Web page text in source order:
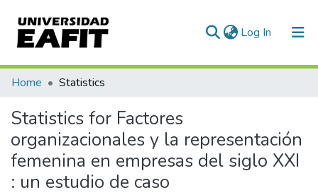
Log In (current)
Communities & Collections
All of DSpace
Home Statistics
Statistics for Factores
organizacionales y la representación
femenina en empresas del siglo XXI
: un estudio de caso